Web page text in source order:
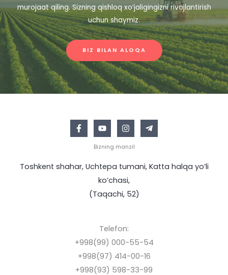
murojaat qiling. Sizning qishloq xo’jaligingizni rivojlantirish
uchun shaymiz.
BIZ BILAN ALOQA
Bizning manzil
Toshkent shahar, Uchtepa tumani, Katta halqa yo’li
ko’chasi,
(Taqachi, 52)
Telefon:
+998(99) 000-55-54
+998(97) 414-00-16
+998(93) 598-33-99